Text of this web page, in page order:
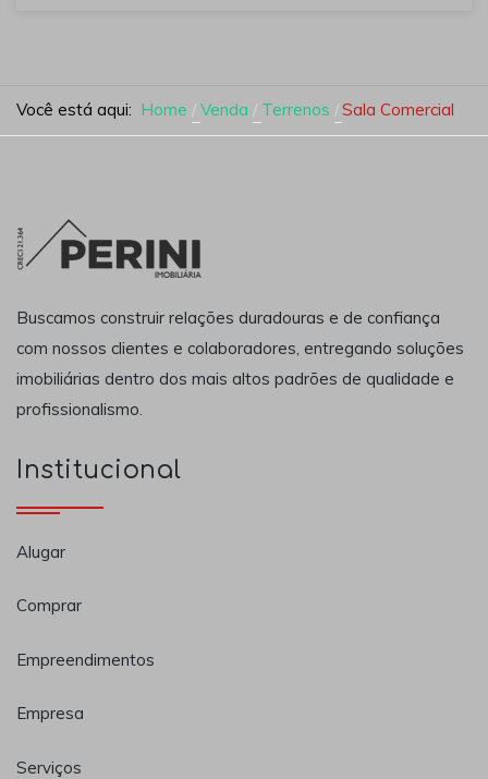
Você está aqui: Home Venda Terrenos Sala Comercial
Buscamos construir relações duradouras e de confiança
com nossos clientes e colaboradores, entregando soluções
imobiliárias dentro dos mais altos padrões de qualidade e
profissionalismo.
Institucional
Alugar
Comprar
Empreendimentos
Empresa
Serviços